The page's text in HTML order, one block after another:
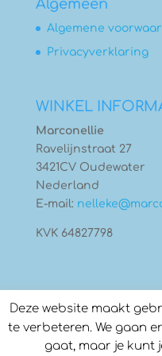
Algemeen
Algemene
Privacyverklaring
WINKEL
Marconellie
Ravelijnstraat 27
3421CV Oudewater
Nederland
E-mail:
KVK 64827798
Deze website maakt
te verbeteren. We gaan
gaat, maar je kunt